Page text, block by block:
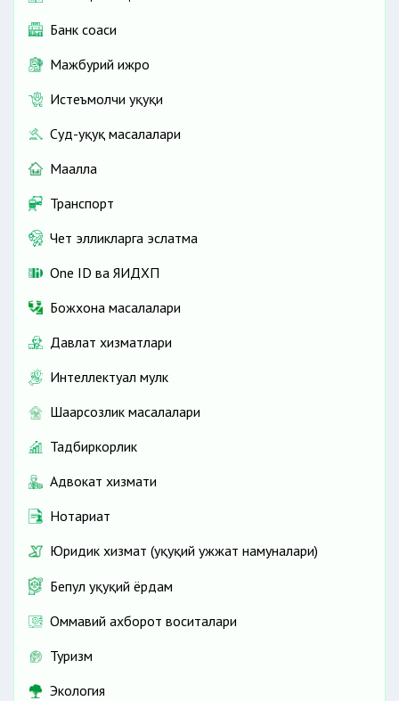
Банк соҳаси
Мажбурий ижро
Истеъмолчи ҳуқуқи
Суд-ҳуқуқ масалалари
Маҳалла
Транспорт
Чет элликларга эслатма
One ID ва ЯИДХП
Божхона масалалари
Давлат хизматлари
Интеллектуал мулк
Шаҳарсозлик масалалари
Тадбиркорлик
Адвокат хизмати
Нотариат
Юридик хизмат (ҳуқуқий ҳужжат намуналари)
Бепул ҳуқуқий ёрдам
Оммавий ахборот воситалари
Туризм
Экология